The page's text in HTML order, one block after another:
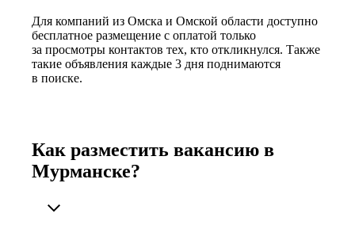
Для компаний из Омска и Омской области доступно
бесплатное размещение с оплатой только
за просмотры контактов тех, кто откликнулся. Также
такие объявления каждые 3 дня поднимаются
в поиске.
Как разместить вакансию в
Мурманске?